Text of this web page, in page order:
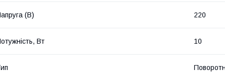
(В) 220
Вт 10